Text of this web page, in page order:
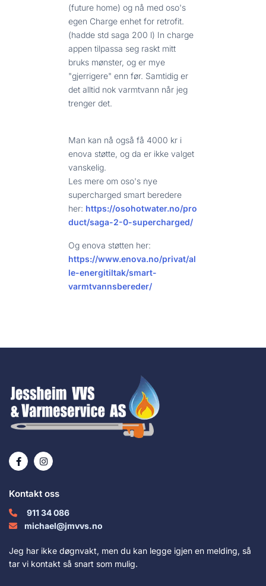
(future home) og nå med oso's
egen Charge enhet for retrofit.
(hadde std saga 200 l) In charge
appen tilpassa seg raskt mitt
bruks mønster, og er mye
"gjerrigere" enn før. Samtidig er
det alltid nok varmtvann når jeg
trenger det.
Man kan nå også få 4000 kr i
enova støtte, og da er ikke valget
vanskelig.
Les mere om oso's nye
supercharged smart beredere
her: https://osohotwater.no/pro
duct/saga-2-0-supercharged/
Og enova støtten her:
https://www.enova.no/privat/al
le-energitiltak/smart-
varmtvannsbereder/
Kontakt oss
 911 34 086
 michael@jmvvs.no
Jeg har ikke døgnvakt, men du kan legge igjen en melding, så
tar vi kontakt så snart som mulig.